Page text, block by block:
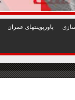
پاورپوينتهای عمران